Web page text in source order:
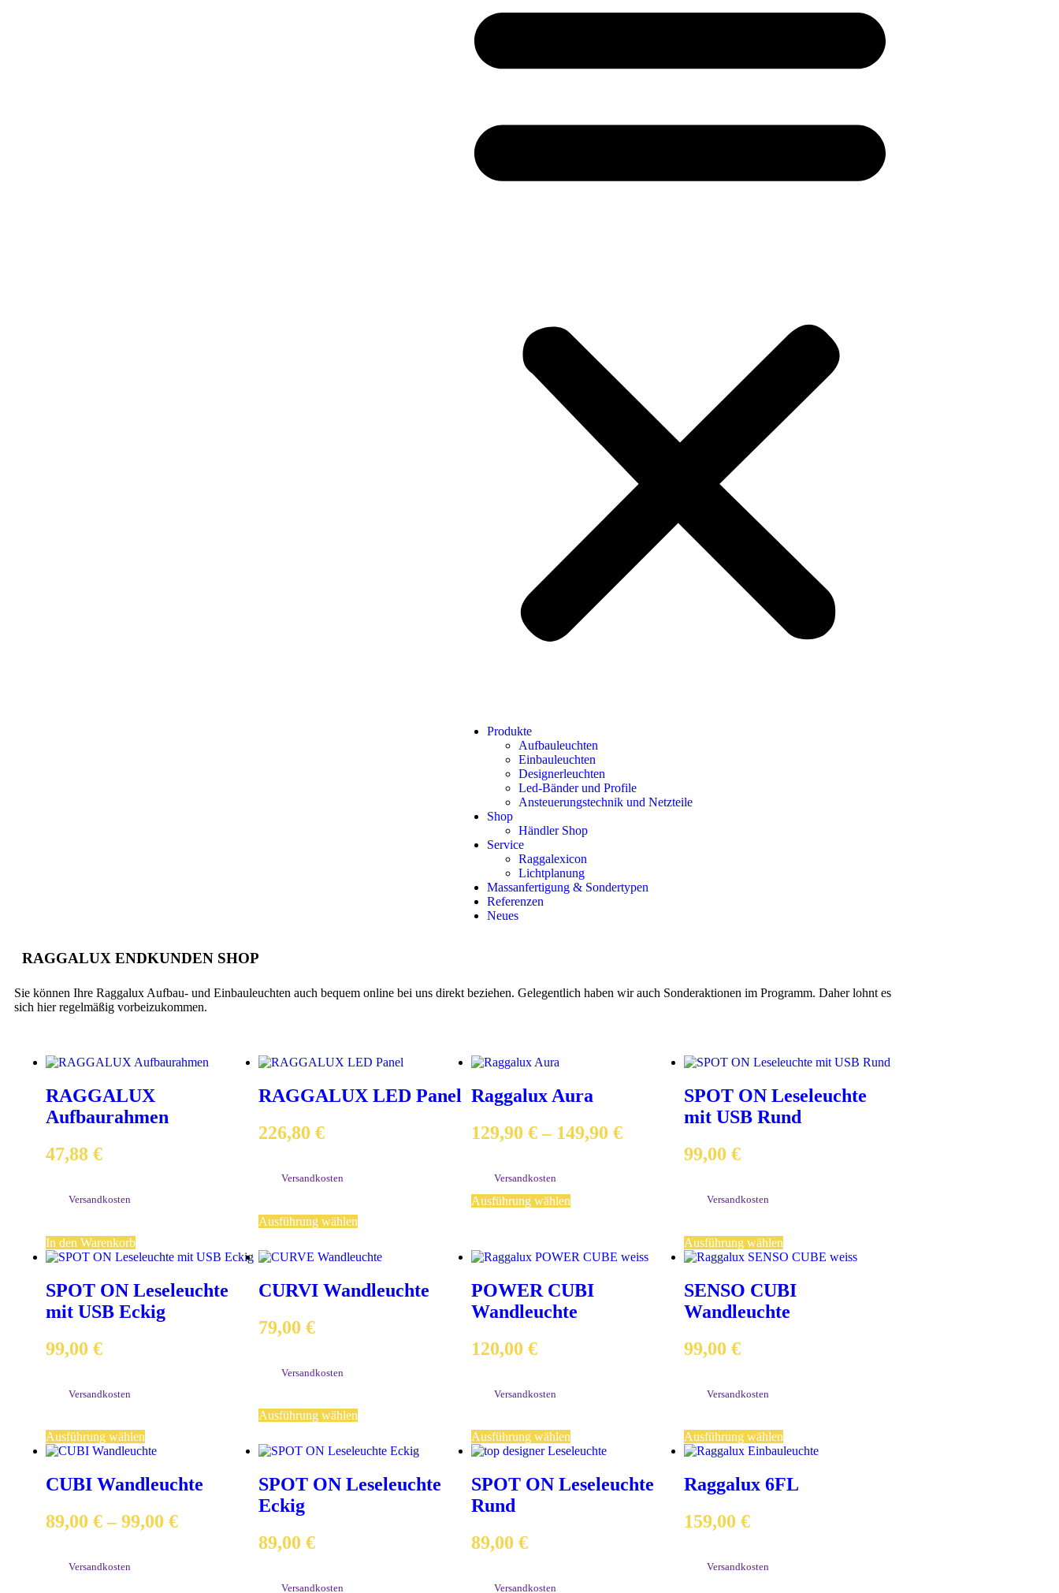
Produkte
Aufbauleuchten
Einbauleuchten
Designerleuchten
Led-Bänder und Profile
Ansteuerungstechnik und Netzteile
Shop
Händler Shop
Service
Raggalexicon
Lichtplanung
Massanfertigung & Sondertypen
Referenzen
Neues
RAGGALUX ENDKUNDEN SHOP
Sie können Ihre Raggalux Aufbau- und Einbauleuchten auch bequem online bei uns direkt beziehen. Gelegentlich haben wir auch Sonderaktionen im Programm. Daher lohnt es
sich hier regelmäßig vorbeizukommen.
RAGGALUX
Aufbaurahmen
47,88 €
Versandkosten
In den Warenkorb
RAGGALUX LED Panel
226,80 €
Versandkosten
Ausführung wählen
Raggalux Aura
129,90 €– 149,90 €
Versandkosten
Ausführung wählen
SPOT ON Leseleuchte
mit USB Rund
99,00 €
Versandkosten
Ausführung wählen
SPOT ON Leseleuchte
mit USB Eckig
99,00 €
Versandkosten
Ausführung wählen
CURVI Wandleuchte
79,00 €
Versandkosten
Ausführung wählen
POWER CUBI
Wandleuchte
120,00 €
Versandkosten
Ausführung wählen
SENSO CUBI
Wandleuchte
99,00 €
Versandkosten
Ausführung wählen
CUBI Wandleuchte
89,00 €–99,00 €
Versandkosten
SPOT ON Leseleuchte
Eckig
89,00 €
Versandkosten
SPOT ON Leseleuchte
Rund
89,00 €
Versandkosten
Raggalux 6FL
159,00 €
Versandkosten